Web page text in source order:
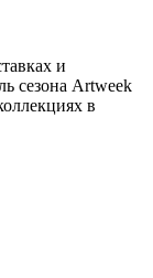
и
сезона Artweek
в